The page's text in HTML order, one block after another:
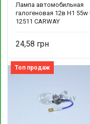
Лампа автомобильная
галогеновая 12в Н1 55w
12511 CARWAY
24,58
Топ продаж